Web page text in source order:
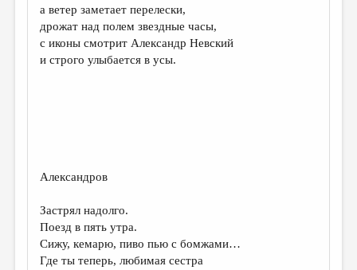
ЦИКЛЫ ПУБЛИКАЦИЙ
ТРЕДИАКОВСКИЙ
а ветер заметает перелески,
дрожат над полем звездные часы,
с иконы смотрит Александр Невский
и строго улыбается в усы.
Александров
Застрял надолго.
Поезд в пять утра.
Сижу, кемарю, пиво пью с бомжами…
Где ты теперь, любимая сестра